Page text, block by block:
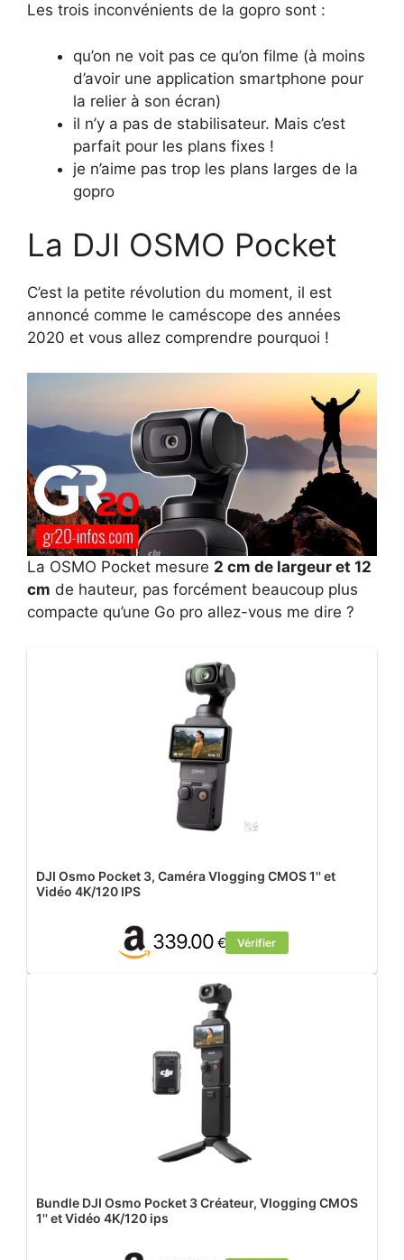
Les trois inconvénients de la gopro sont :
qu’on ne voit pas ce qu’on filme (à moins
d’avoir une application smartphone pour
la relier à son écran)
il n’y a pas de stabilisateur. Mais c’est
parfait pour les plans fixes !
je n’aime pas trop les plans larges de la
gopro
La DJI OSMO Pocket
C’est la petite révolution du moment, il est
annoncé comme le caméscope des années
2020 et vous allez comprendre pourquoi !
La OSMO Pocket mesure 2 cm de largeur et 12
cm de hauteur, pas forcément beaucoup plus
compacte qu’une Go pro allez-vous me dire ?
DJI Osmo Pocket 3, Caméra Vlogging CMOS 1'' et
Vidéo 4K/120 IPS
339.00€ Vérifier
Bundle DJI Osmo Pocket 3 Créateur, Vlogging CMOS
1'' et Vidéo 4K/120 ips